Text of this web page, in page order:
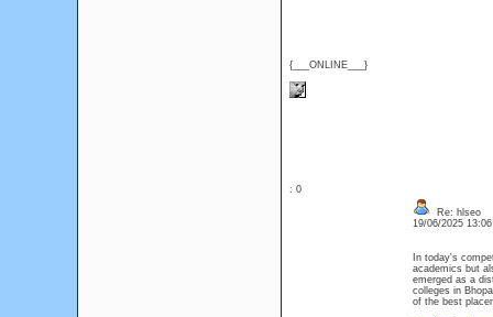
{___ONLINE___}
: 0
Re: hlseo
19/06/2025
In today's
academics but
emerged as a
colleges in
of the best